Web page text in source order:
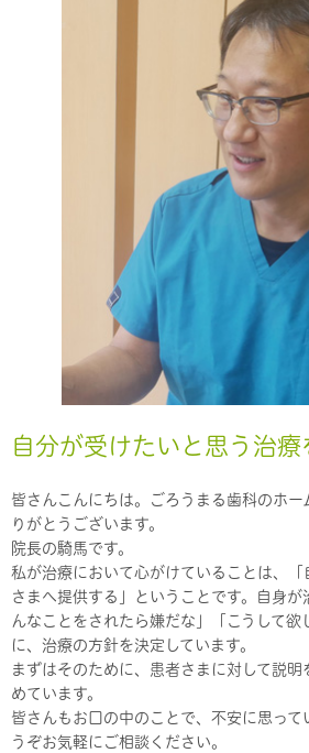
自分が受けたいと思う治
皆さんこんにちは。ごろうまる歯科のホ
りがとうございます。
院長の騎馬です。
私が治療において心がけていることは、
さまへ提供する」ということです。自身
んなことをされたら嫌だな」「こうして
に、治療の方針を決定しています。
まずはそのために、患者さまに対して説
めています。
皆さんもお口の中のことで、不安に思っ
うぞお気軽にご相談ください。